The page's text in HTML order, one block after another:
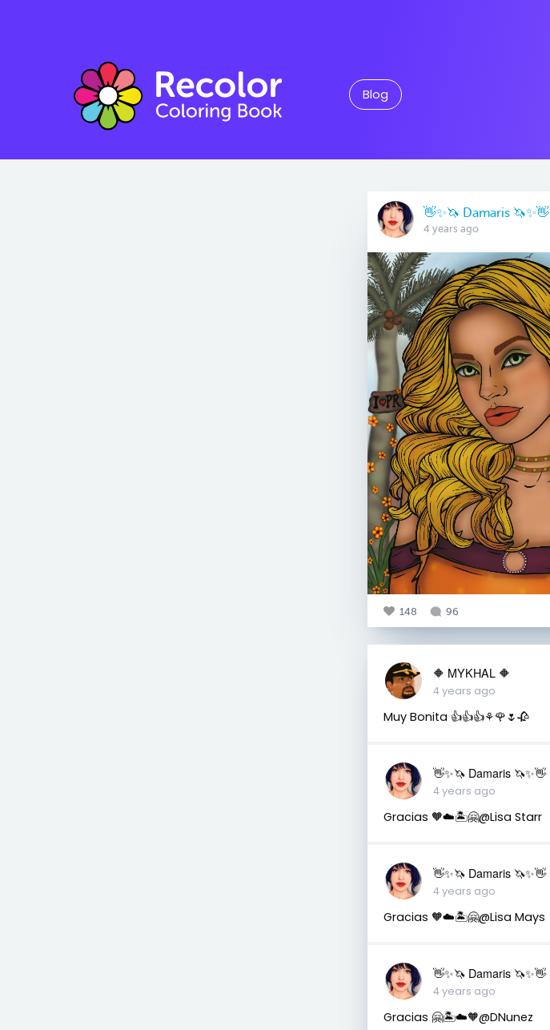
Blog
👋✨🦄 Damaris 🦄✨👋
4 years ago
148 96
🔶️ MYKHAL 🔶️
4 years ago
Muy Bonita 👍👍👍⚘🌹🌷🥀
👋✨🦄 Damaris 🦄✨👋
4 years ago
Gracias 🧡☁️🏝️🤗@Lisa Starr
👋✨🦄 Damaris 🦄✨👋
4 years ago
Gracias 🧡☁️🏝️🤗@Lisa Mays
👋✨🦄 Damaris 🦄✨👋
4 years ago
Gracias 🤗🏝️☁️🧡@DNunez